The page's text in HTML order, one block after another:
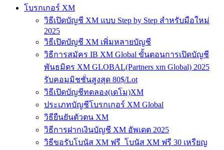
โบรกเกอร์ XM
วิธีเปิดบัญชี XM แบบ Step by Step สำหรับมือใหม่
2025
วิธีเปิดบัญชี XM เพิ่มหลายบัญชี
วิธีการสมัคร IB XM Global ขั้นตอนการเปิดบัญชี
พันธมิตร XM GLOBAL(Partners xm Global) 2025
รับคอมมิชชั่นสูงสุด 80$/Lot
วิธีเปิดบัญชีทดลอง(เดโม)XM
ประเภทบัญชีโบรกเกอร์ XM Global
วิธียืนยันตัวตน XM
วิธีการฝากเงินบัญชี XM อัพเดต 2025
วิธีขอรับโบนัส XM ฟรี โบนัส XM ฟรี 30 เหรียญ